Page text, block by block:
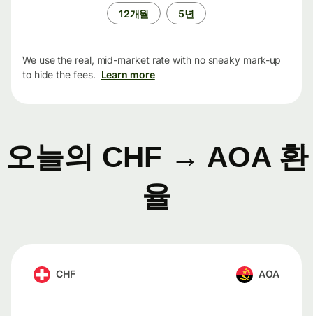
12개월 5년
We use the real, mid-market rate with no sneaky mark-up
to hide the fees. Learn more
오늘의 CHF → AOA 환
율
CHF AOA